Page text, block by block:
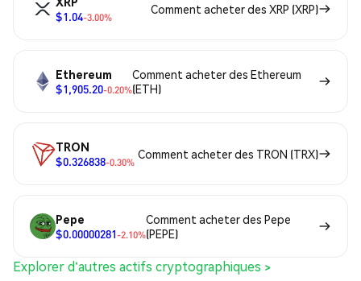
$1.04-3.00%
Comment acheter des XRP (XRP)
Ethereum
$1,905.20-0.20%
Comment acheter des Ethereum
(ETH)
TRON
$0.326838-0.30%
Comment acheter des TRON (TRX)
Pepe
$0.00000281-2.10%
Comment acheter des Pepe
(PEPE)
Explorer d'autres actifs cryptographiques >